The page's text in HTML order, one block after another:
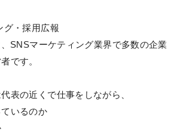
・採用広報
SNSマーケティング業界で多数の企業
です。
表の近くで仕事をしながら、
ているのか